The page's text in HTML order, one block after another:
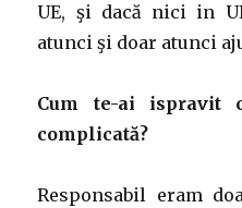
UE, şi dacă nici in
atunci şi doar atunci
Cum te-ai ispravit
complicată?
Responsabil eram